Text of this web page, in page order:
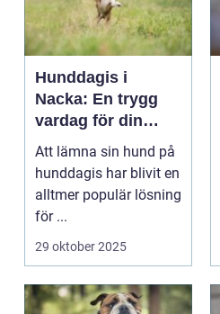
Hunddagis i
Nacka: En trygg
vardag för din
fyrbenta vän
Att lämna sin hund på
hunddagis har blivit en
alltmer populär lösning
för ...
29 oktober 2025